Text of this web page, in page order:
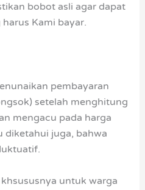
bobot asli agar dapat
Kami bayar.
pembayaran
setelah menghitung
mengacu pada harga
diketahui juga, bahwa
untuk warga